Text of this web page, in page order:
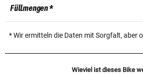
Füllmengen *
* Wir ermitteln die Daten mit Sorgfalt, aber
Wieviel ist dieses Bike